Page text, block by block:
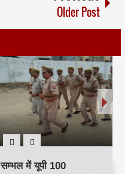
Older Post
सम्भल में यूपी 100